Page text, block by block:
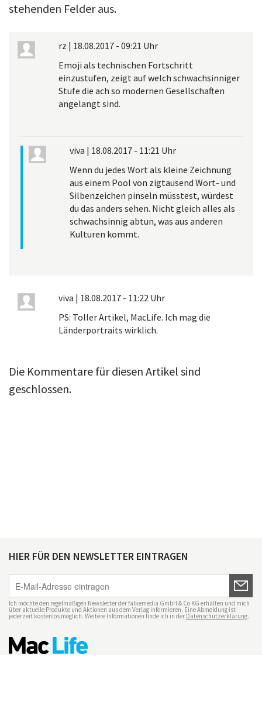
stehenden Felder aus.
rz | 18.08.2017 - 09:21 Uhr
Emoji als technischen Fortschritt
einzustufen, zeigt auf welch schwachsinniger
Stufe die ach so modernen Gesellschaften
angelangt sind.
viva | 18.08.2017 - 11:21 Uhr
Wenn du jedes Wort als kleine Zeichnung
aus einem Pool von zigtausend Wort- und
Silbenzeichen pinseln müsstest, würdest
du das anders sehen. Nicht gleich alles als
schwachsinnig abtun, was aus anderen
Kulturen kommt.
viva | 18.08.2017 - 11:22 Uhr
PS: Toller Artikel, MacLife. Ich mag die
Länderportraits wirklich.
Die Kommentare für diesen Artikel sind
geschlossen.
HIER FÜR DEN NEWSLETTER EINTRAGEN
Ich möchte den regelmäßigen Newsletter der falkemedia GmbH & Co KG erhalten und mich
über aktuelle Produkte und Aktionen aus dem Verlag informieren. Eine Abmeldung ist
jederzeit kostenlos möglich. Weitere Informationen finde ich in der Datenschutzerklärung.